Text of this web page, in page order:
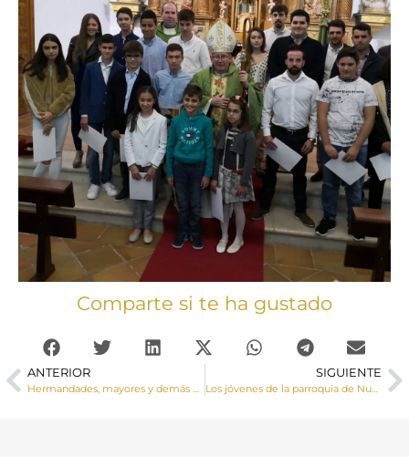
Comparte si te ha gustado
ANTERIOR
Hermandades, mayores y demás fieles acogen con gran alegría al Obispo en su Visita Pastoral a Pozorrubio
SIGUIENTE
Los jóvenes de la parroquia de Nuestra Señora de la Luz reciben la Confirmación